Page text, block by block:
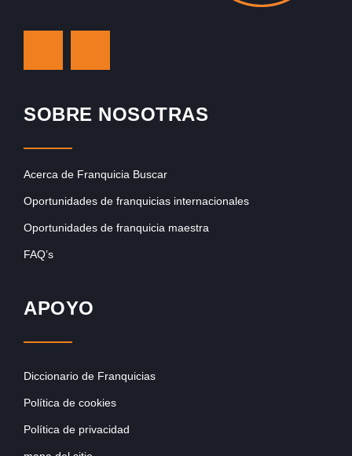
SOBRE NOSOTRAS
Acerca de Franquicia Buscar
Oportunidades de franquicias internacionales
Oportunidades de franquicia maestra
FAQ’s
APOYO
Diccionario de Franquicias
Política de cookies
Política de privacidad